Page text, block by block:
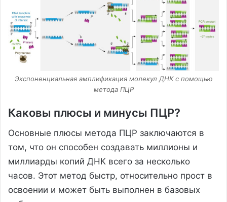
Экспоненциальная амплификация молекул ДНК с помощью
метода ПЦР
Каковы плюсы и минусы ПЦР?
Основные плюсы метода ПЦР заключаются в
том, что он способен создавать миллионы и
миллиарды копий ДНК всего за несколько
часов. Этот метод быстр, относительно прост в
освоении и может быть выполнен в базовых